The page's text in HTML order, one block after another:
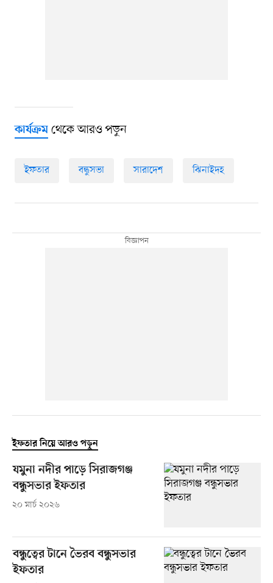
কার্যক্রমথেকে আরও পড়ুন
ইফতার বন্ধুসভা সারাদেশ ঝিনাইদহ
ইফতার নিয়ে আরও পড়ুন
যমুনা নদীর পাড়ে সিরাজগঞ্জ
বন্ধুসভার ইফতার
২০ মার্চ ২০২৬
বন্ধুত্বের টানে ভৈরব বন্ধুসভার
ইফতার